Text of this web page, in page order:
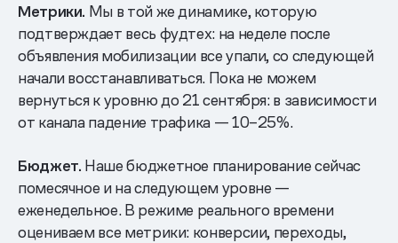
Метрики. Мы в той же динамике, которую
подтверждает весь фудтех: на неделе после
объявления мобилизации все упали, со следующей
начали восстанавливаться. Пока не можем
вернуться к уровню до 21 сентября: в зависимости
от канала падение трафика — 10–25%.
Бюджет. Наше бюджетное планирование сейчас
помесячное и на следующем уровне —
еженедельное. В режиме реального времени
оцениваем все метрики: конверсии, переходы,